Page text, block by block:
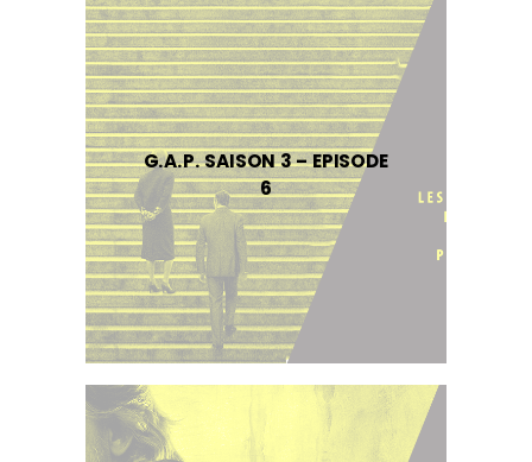
G.A.P. SAISON 3 – EPISODE
6